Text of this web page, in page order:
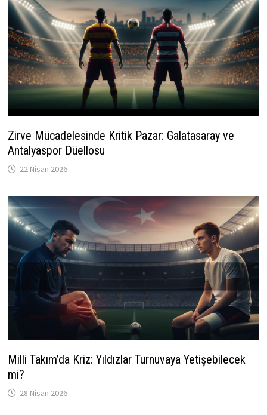
Zirve Mücadelesinde Kritik Pazar: Galatasaray ve
Antalyaspor Düellosu
22 Nisan 2026
Milli Takım’da Kriz: Yıldızlar Turnuvaya Yetişebilecek
mi?
28 Nisan 2026